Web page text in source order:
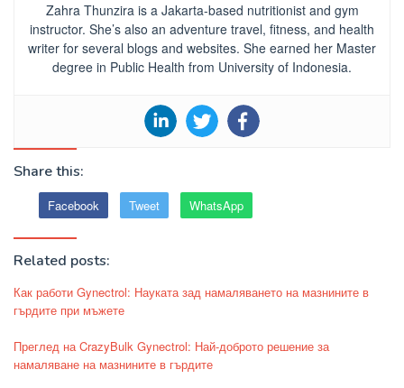
Zahra Thunzira is a Jakarta-based nutritionist and gym
instructor. She’s also an adventure travel, fitness, and health
writer for several blogs and websites. She earned her Master
degree in Public Health from University of Indonesia.
Share this:
Facebook Tweet WhatsApp
Related posts:
Как работи Gynectrol: Науката зад намаляването на мазнините в
гърдите при мъжете
Преглед на CrazyBulk Gynectrol: Най-доброто решение за
намаляване на мазнините в гърдите